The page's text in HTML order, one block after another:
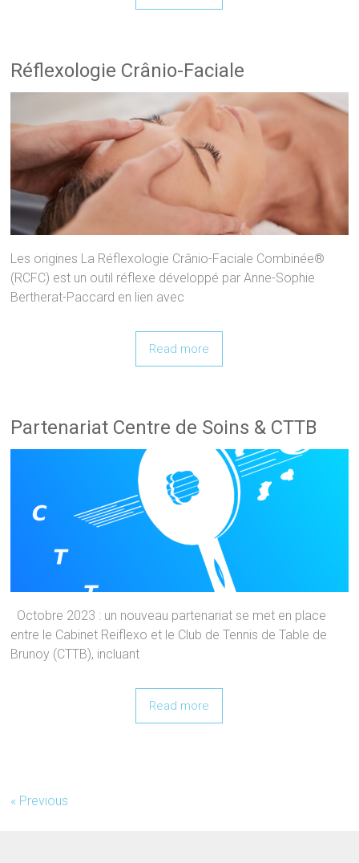
Réflexologie Crânio-Faciale
Les origines La Réflexologie Crânio-Faciale Combinée®
(RCFC) est un outil réflexe développé par Anne-Sophie
Bertherat-Paccard en lien avec
Read more
Partenariat Centre de Soins & CTTB
Octobre 2023 : un nouveau partenariat se met en place
entre le Cabinet Reiflexo et le Club de Tennis de Table de
Brunoy (CTTB), incluant
Read more
« Previous